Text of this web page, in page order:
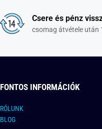
Csere és pénz
csomag átvétele után
FONTOS INFORMÁCIÓK
RÓLUNK
BLOG